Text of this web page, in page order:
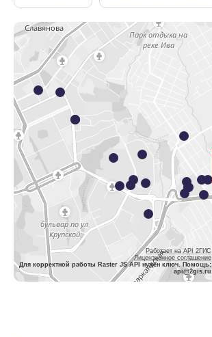
Работает на API 2ГИС
Лицензионное соглашение
Для корректной работы Raster JS API нужен ключ. Помощь:
api@2gis.ru